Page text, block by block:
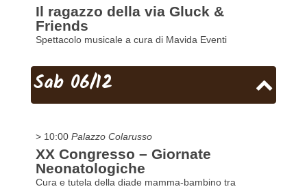
Il ragazzo della via Gluck &
Friends
Spettacolo musicale a cura di Mavida Eventi
Sab 06/12
> 10:00 Palazzo Colarusso
XX Congresso – Giornate
Neonatologiche
Cura e tutela della diade mamma-bambino tra